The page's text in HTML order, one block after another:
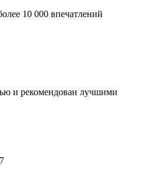
10 000 впечатлений
и рекомендован лучшими